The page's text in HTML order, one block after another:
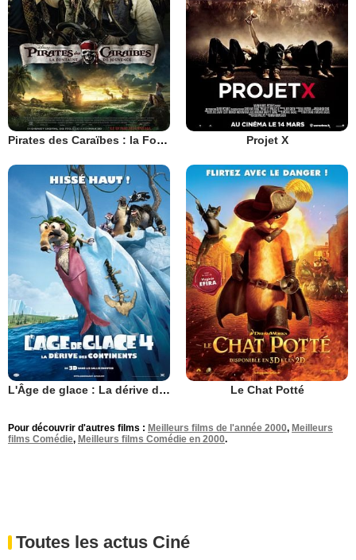
Pirates des Caraïbes : la Fontaine de Jouvence Projet X
L'Âge de glace : La dérive des continents Le Chat Potté
Pour découvrir d'autres films : Meilleurs films de l'année 2000, Meilleurs
films Comédie, Meilleurs films Comédie en 2000.
Toutes les actus Ciné